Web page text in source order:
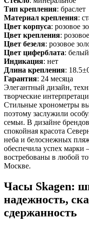
Тип крепления: браслет
Материал крепления:
Цвет корпуса: розовое
Цвет крепления:
Цвет безеля: розовое
Цвет циферблата: белый
Индикация: нет
Длина крепления:
Гарантия: 24 месяца
Элегантный дизайн,
творческие
Стильные хронометры
поэтому заслужили
семьи. В дизайне
спокойная красота
неба и белоснежных
обеспечила успех марки
востребованы в любой
Москве.
Часы Skagen:
надежность,
сдержанность